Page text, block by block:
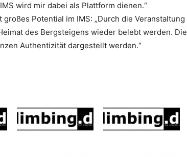
wird mir dabei als Plattform dienen.“
Potential im IMS: „Durch die Veranstaltung
des Bergsteigens wieder belebt werden. Die
Authentizität dargestellt werden.“